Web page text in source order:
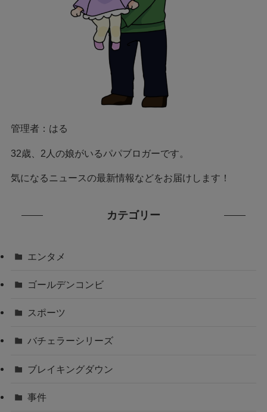
管理者：はる
32歳、2人の娘がいるパパブロガーです。
気になるニュースの最新情報などをお届けします！
カテゴリー
エンタメ
ゴールデンコンビ
スポーツ
バチェラーシリーズ
ブレイキングダウン
事件